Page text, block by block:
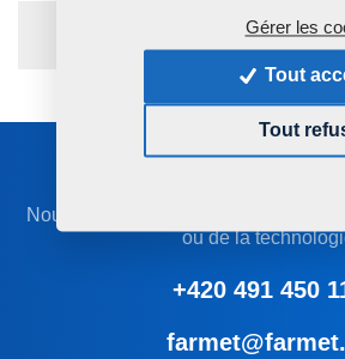
Avez-vous des questions?
Nous vous recommandons le choix
ou de la
+420 491 450
Gérer les
Tout
Tout